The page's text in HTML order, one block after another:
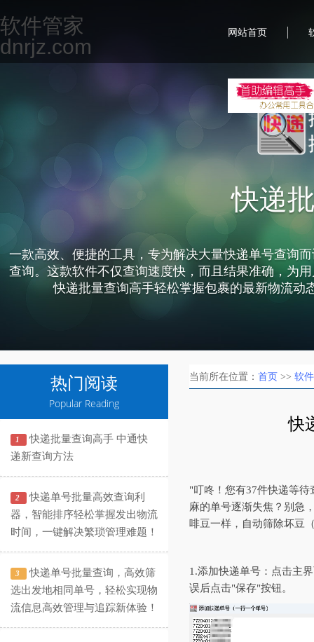
快递
一款高效、便捷的工具，专为解决大量快递单号查询
查询。这款软件不仅查询速度快，而且结果准确，为
快递批量查询高手轻松掌握包裹的最新物流
软件管家
dnrjz.com
网站首页 |
热门阅读
Popular Reading
1
快递批量查询高手 中通快
递新查询方法
2
快递单号批量高效查询利
器，智能排序轻松掌握发出物流
时间，一键解决繁琐管理难题！
3
快递单号批量查询，高效筛
选出发地相同单号，轻松实现物
流信息高效管理与追踪新体验！
当前所在位置： 首页 >> 软
快
"叮咚！您有37件快递等
麻的单号逐渐失焦？别急
啡豆一样，自动筛除坏豆
1.添加快递单号：点击主
误后点击"保存"按钮。